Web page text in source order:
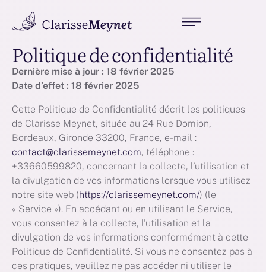
Politique de confidentialité
Dernière mise à jour : 18 février 2025
Date d’effet : 18 février 2025
Cette Politique de Confidentialité décrit les politiques
de Clarisse Meynet, située au 24 Rue Domion,
Bordeaux, Gironde 33200, France, e-mail :
contact@clarissemeynet.com, téléphone :
+33660599820, concernant la collecte, l’utilisation et
la divulgation de vos informations lorsque vous utilisez
notre site web (https://clarissemeynet.com/) (le
« Service »). En accédant ou en utilisant le Service,
vous consentez à la collecte, l’utilisation et la
divulgation de vos informations conformément à cette
Politique de Confidentialité. Si vous ne consentez pas à
ces pratiques, veuillez ne pas accéder ni utiliser le